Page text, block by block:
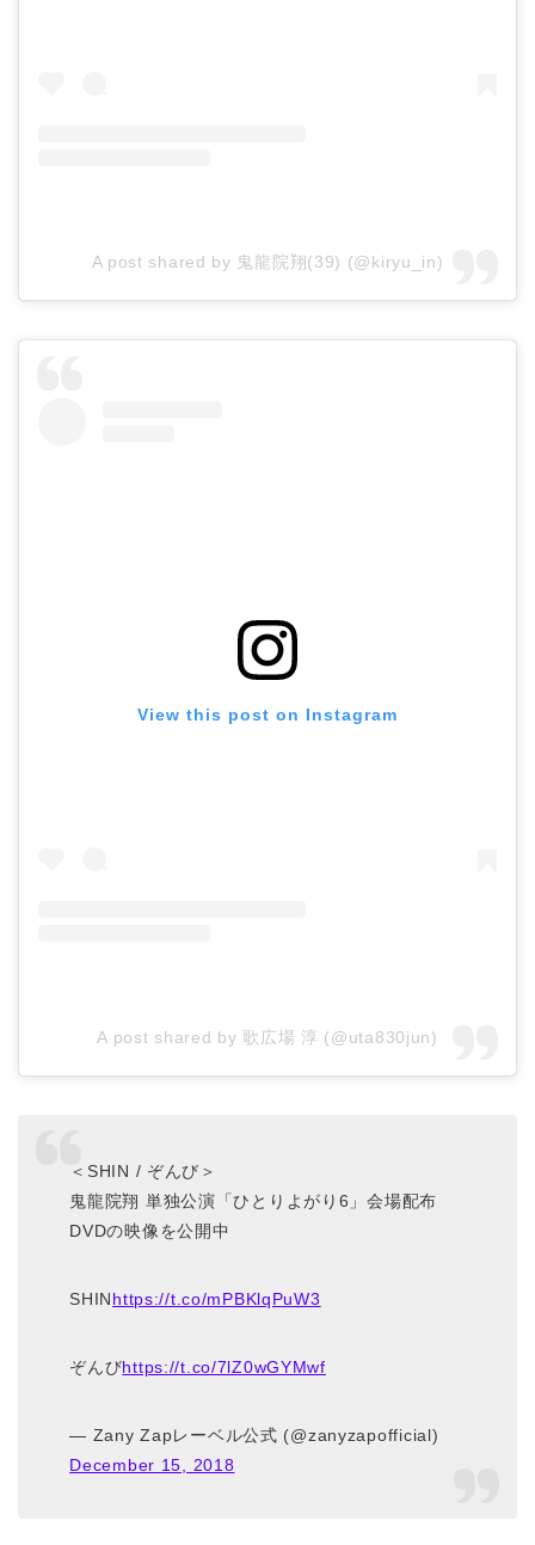
A post shared by 鬼龍院翔(39) (@kiryu_in)
View this post on Instagram
A post shared by 歌広場 淳 (@uta830jun)
＜SHIN / ぞんび＞
鬼龍院翔 単独公演「ひとりよがり6」会場配布
DVDの映像を公開中
SHINhttps://t.co/mPBKlqPuW3
ぞんびhttps://t.co/7lZ0wGYMwf
— Zany Zapレーベル公式 (@zanyzapofficial)
December 15, 2018